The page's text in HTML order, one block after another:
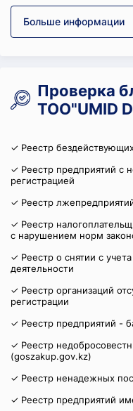
Больше информации
Проверка
ТОО"UMID
✓ Реестр
✓ Реестр предприятий с
регистрацией
✓ Реестр
✓ Реестр
с нарушением норм
✓ Реестр о снятии с
деятельности
✓ Реестр организаций
регистрации
✓ Реестр предприятий -
✓ Реестр
(goszakup.gov.kz)
✓ Реестр ненадежных
✓ Реестр предприятий